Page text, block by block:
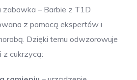
zabawka – Barbie z T1D
z pomocą ekspertów i
Dzięki temu odwzorowuje
z cukrzycą: